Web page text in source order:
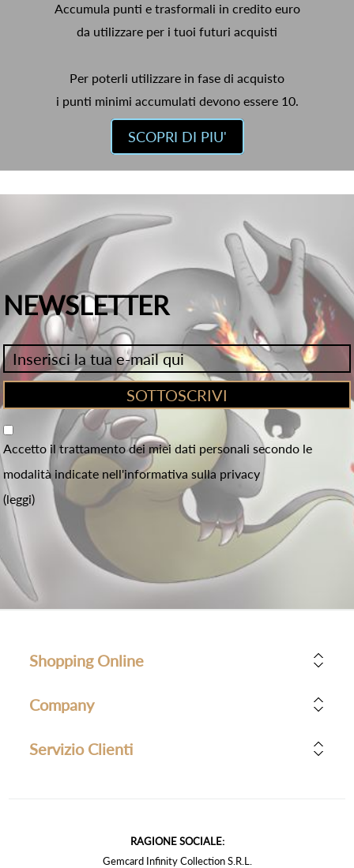
Accumula punti e trasformali in credito euro
da utilizzare per i tuoi futuri acquisti
Per poterli utilizzare in fase di acquisto
i punti minimi accumulati devono essere 10.
SCOPRI DI PIU'
NEWSLETTER
Accetto il trattamento dei miei dati personali secondo le
modalità indicate nell'informativa sulla privacy
(leggi)
Shopping Online
Company
Servizio Clienti
RAGIONE SOCIALE:
Gemcard Infinity Collection S.R.L.